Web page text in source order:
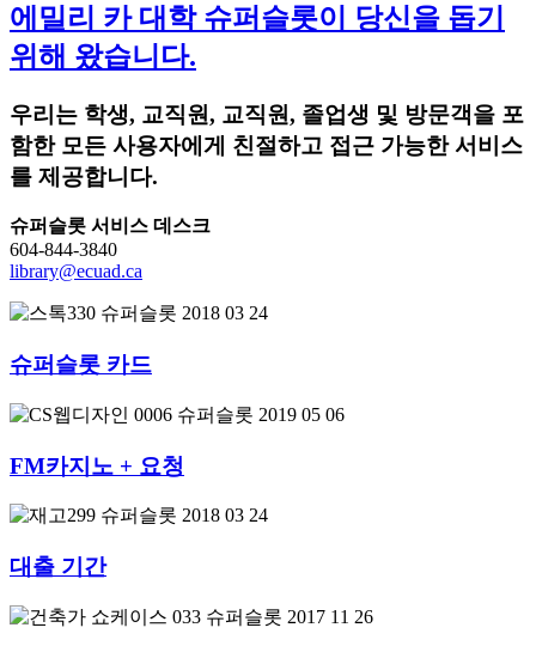
에밀리 카 대학 슈퍼슬롯이 당신을 돕기
위해 왔습니다.
우리는 학생, 교직원, 교직원, 졸업생 및 방문객을 포
함한 모든 사용자에게 친절하고 접근 가능한 서비스
를 제공합니다.
슈퍼슬롯 서비스 데스크
604-844-3840
library@ecuad.ca
슈퍼슬롯 카드
FM카지노 ​​+ 요청
대출 기간